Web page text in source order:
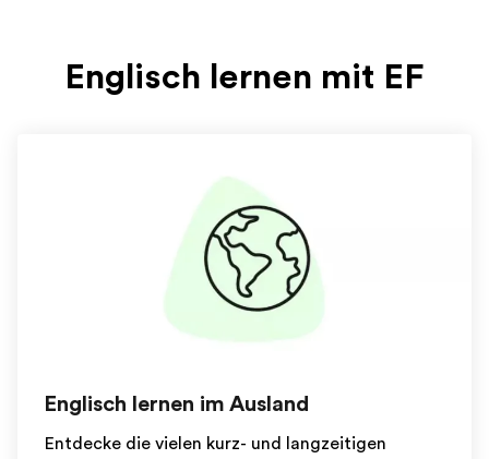
Englisch lernen mit EF
Englisch lernen im Ausland
Entdecke die vielen kurz- und langzeitigen